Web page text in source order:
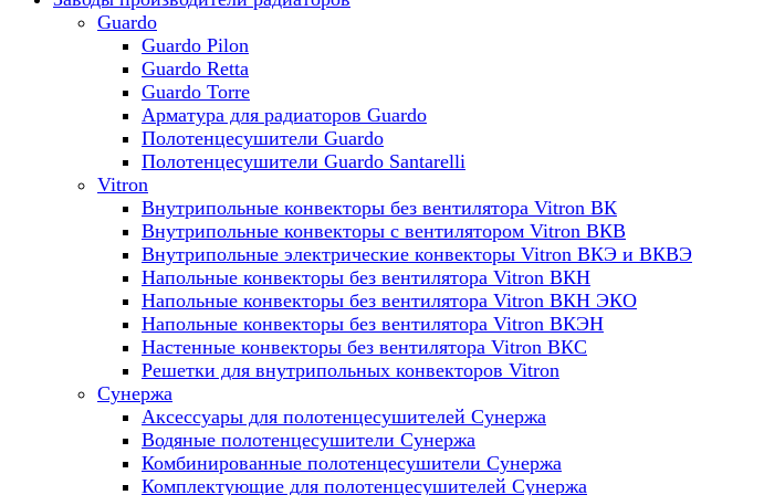
Guardo
Guardo Pilon
Guardo Retta
Guardo Torre
Арматура для радиаторов Guardo
Полотенцесушители Guardo
Полотенцесушители Guardo Santarelli
Vitron
Внутрипольные конвекторы без вентилятора Vitron ВК
Внутрипольные конвекторы с вентилятором Vitron ВКВ
Внутрипольные электрические конвекторы Vitron ВКЭ и ВКВЭ
Напольные конвекторы без вентилятора Vitron ВКН
Напольные конвекторы без вентилятора Vitron ВКН ЭКО
Напольные конвекторы без вентилятора Vitron ВКЭН
Настенные конвекторы без вентилятора Vitron ВКС
Решетки для внутрипольных конвекторов Vitron
Сунержа
Аксессуары для полотенцесушителей Сунержа
Водяные полотенцесушители Сунержа
Комбинированные полотенцесушители Сунержа
Комплектующие для полотенцесушителей Сунержа